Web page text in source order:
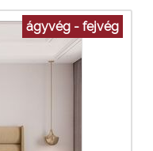
ágyvég - fejvég